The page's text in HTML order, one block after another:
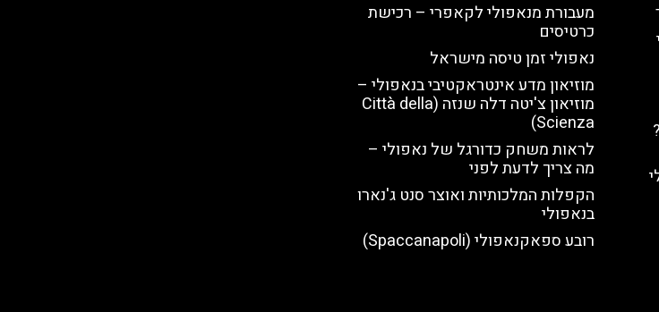
מעבורת מנאפולי לקאפרי – רכישת
כרטיסים
נאפולי זמן טיסה מישראל
מוזיאון מדע אינטראקטיבי בנאפולי –
מוזיאון צ'יטה דלה שנזה (Città della
Scienza)
לראות משחק כדורגל של נאפולי –
מה צריך לדעת לפני
הקפלות המלכותיות ואוצר סנט ג'נארו
בנאפולי
רובע ספאקנאפולי (Spaccanapoli)